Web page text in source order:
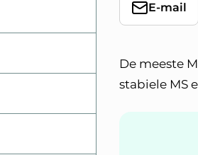
E-mail
De meeste
stabiele MS